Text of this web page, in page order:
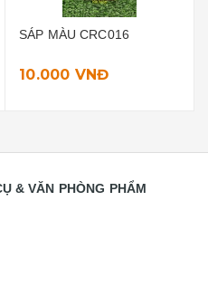
SÁP MÀU CRC016
10.000 VNĐ
& VĂN PHÒNG PHẨM